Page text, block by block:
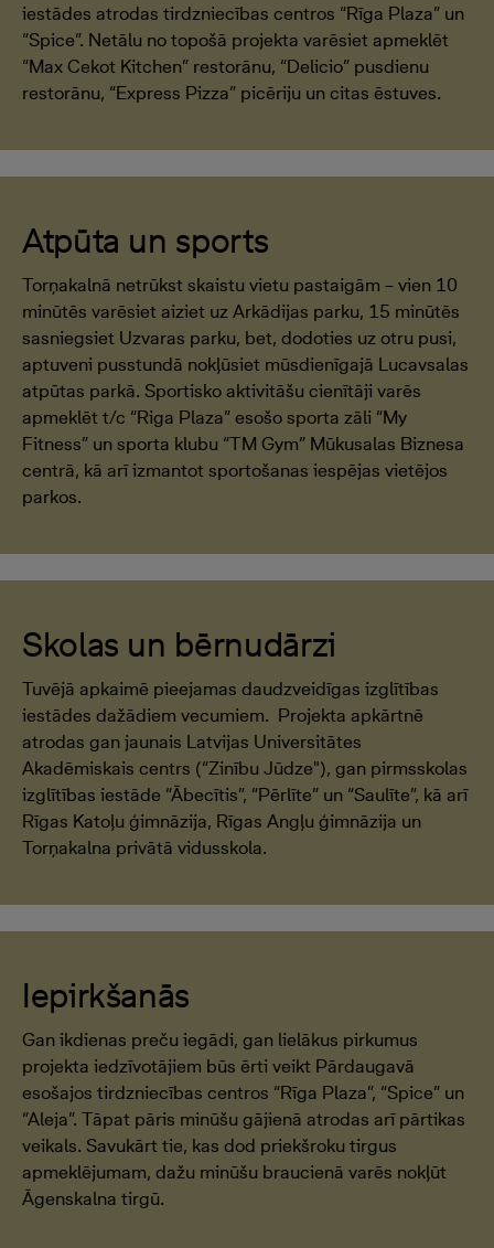
iestādes atrodas tirdzniecības centros “Rīga Plaza” un
“Spice”. Netālu no topošā projekta varēsiet apmeklēt
“Max Cekot Kitchen” restorānu, “Delicio” pusdienu
restorānu, “Express Pizza” picēriju un citas ēstuves.
Atpūta un sports
Torņakalnā netrūkst skaistu vietu pastaigām – vien 10
minūtēs varēsiet aiziet uz Arkādijas parku, 15 minūtēs
sasniegsiet Uzvaras parku, bet, dodoties uz otru pusi,
aptuveni pusstundā nokļūsiet mūsdienīgajā Lucavsalas
atpūtas parkā. Sportisko aktivitāšu cienītāji varēs
apmeklēt t/c “Riga Plaza” esošo sporta zāli “My
Fitness” un sporta klubu “TM Gym” Mūkusalas Biznesa
centrā, kā arī izmantot sportošanas iespējas vietējos
parkos.
Skolas un bērnudārzi
Tuvējā apkaimē pieejamas daudzveidīgas izglītības
iestādes dažādiem vecumiem. Projekta apkārtnē
atrodas gan jaunais Latvijas Universitātes
Akadēmiskais centrs (“Zinību Jūdze"), gan pirmsskolas
izglītības iestāde “Ābecītis”, “Pērlīte” un “Saulīte”, kā arī
Rīgas Katoļu ģimnāzija, Rīgas Angļu ģimnāzija un
Torņakalna privātā vidusskola.
Iepirkšanās
Gan ikdienas preču iegādi, gan lielākus pirkumus
projekta iedzīvotājiem būs ērti veikt Pārdaugavā
esošajos tirdzniecības centros “Rīga Plaza”, “Spice” un
“Aleja”. Tāpat pāris minūšu gājienā atrodas arī pārtikas
veikals. Savukārt tie, kas dod priekšroku tirgus
apmeklējumam, dažu minūšu braucienā varēs nokļūt
Āgenskalna tirgū.